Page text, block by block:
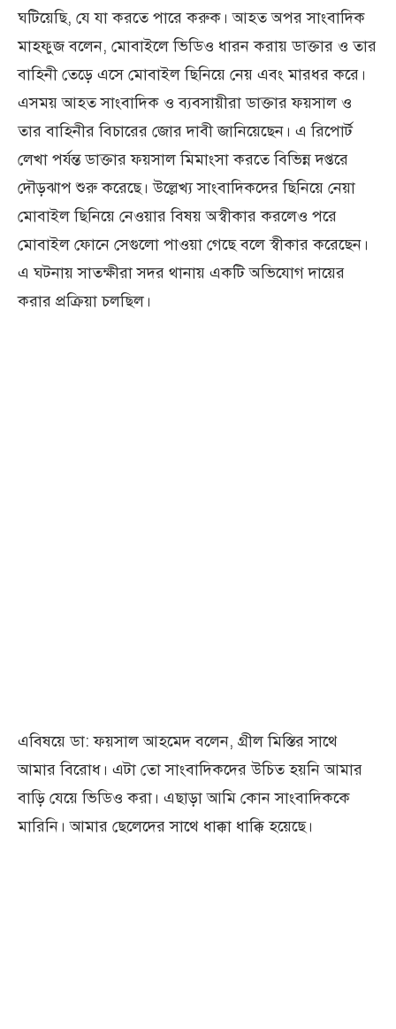
ঘটিয়েছি, যে যা করতে পারে করুক। আহত অপর সাংবাদিক
মাহফুজ বলেন, মোবাইলে ভিডিও ধারন করায় ডাক্তার ও তার
বাহিনী তেড়ে এসে মোবাইল ছিনিয়ে নেয় এবং মারধর করে।
এসময় আহত সাংবাদিক ও ব্যবসায়ীরা ডাক্তার ফয়সাল ও
তার বাহিনীর বিচারের জোর দাবী জানিয়েছেন। এ রিপোর্ট
লেখা পর্যন্ত ডাক্তার ফয়সাল মিমাংসা করতে বিভিন্ন দপ্তরে
দৌড়ঝাপ শুরু করেছে। উল্লেখ্য সাংবাদিকদের ছিনিয়ে নেয়া
মোবাইল ছিনিয়ে নেওয়ার বিষয় অস্বীকার করলেও পরে
মোবাইল ফোনে সেগুলো পাওয়া গেছে বলে স্বীকার করেছেন।
এ ঘটনায় সাতক্ষীরা সদর থানায় একটি অভিযোগ দায়ের
করার প্রক্রিয়া চলছিল।
এবিষয়ে ডা: ফয়সাল আহমেদ বলেন, গ্রীল মিস্তির সাথে
আমার বিরোধ। এটা তো সাংবাদিকদের উচিত হয়নি আমার
বাড়ি যেয়ে ভিডিও করা। এছাড়া আমি কোন সাংবাদিককে
মারিনি। আমার ছেলেদের সাথে ধাক্কা ধাক্কি হয়েছে।